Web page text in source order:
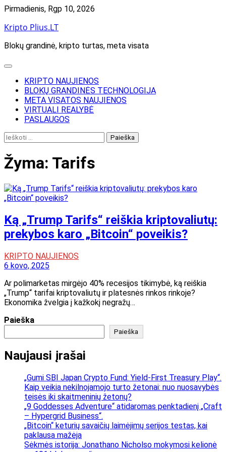
Skip
content
Pirmadienis, Rgp 10, 2026
Kripto Plius.LT
Blokų grandinė, kripto turtas, meta visata
KRIPTO NAUJIENOS
BLOKŲ GRANDINĖS TECHNOLOGIJA
META VISATOS NAUJIENOS
VIRTUALI REALYBĖ
PASLAUGOS
Ieškoti:
Žyma: Tarifs
Ką „Trump Tarifs“ reiškia kriptovaliutų:
prekybos karo „Bitcoin“ poveikis?
KRIPTO NAUJIENOS
6 kovo, 2025
Ar polimarketas mirgėjo 40% recesijos tikimybė, ką reiškia
„Trump“ tarifai kriptovaliutų ir platesnės rinkos rinkoje?
Ekonomika žvelgia į kažkokį negražų…
Paieška
Paieška
Naujausi įrašai
„Gumi SBI Japan Crypto Fund: Yield-First Treasury Play“.
Kaip veikia nekilnojamojo turto žetonai: nuo nuosavybės
teisės iki skaitmeninių žetonų?
„9 Goddesses Adventure“ atidaromas penktadienį „Craft
– Hypergrid Business“.
„Bitcoin“ keturių savaičių laimėjimų serijos testas, kai
paklausa mažėja
Sėkmės istorija: Jonathano Nicholso mokymosi kelionė